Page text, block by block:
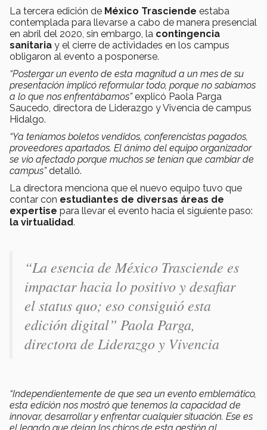
La tercera edición de México Trasciende estaba
contemplada para llevarse a cabo de manera presencial
en abril del 2020, sin embargo, la contingencia
sanitaria y el cierre de actividades en los campus
obligaron al evento a posponerse.
“Postergar un evento de esta magnitud a un mes de su
presentación implicó reformular todo, porque no sabíamos
a lo que nos enfrentábamos”explicó Paola Parga
Saucedo, directora de Liderazgo y Vivencia de campus
Hidalgo.
“Ya teníamos boletos vendidos, conferencistas pagados,
proveedores apartados. El ánimo del equipo organizador
se vio afectado porque muchos se tenían que cambiar de
campus”detalló.
La directora menciona que el nuevo equipo tuvo que
contar con estudiantes de diversas áreas de
expertise para llevar el evento hacia el siguiente paso:
la virtualidad.
“La esencia de México Trasciende es
impactar hacia lo positivo y desafiar
el status quo; eso consiguió esta
edición digital” Paola Parga,
directora de Liderazgo y Vivencia
“Independientemente de que sea un evento emblemático,
esta edición nos mostró que tenemos la capacidad de
innovar, desarrollar y enfrentar cualquier situación. Ese es